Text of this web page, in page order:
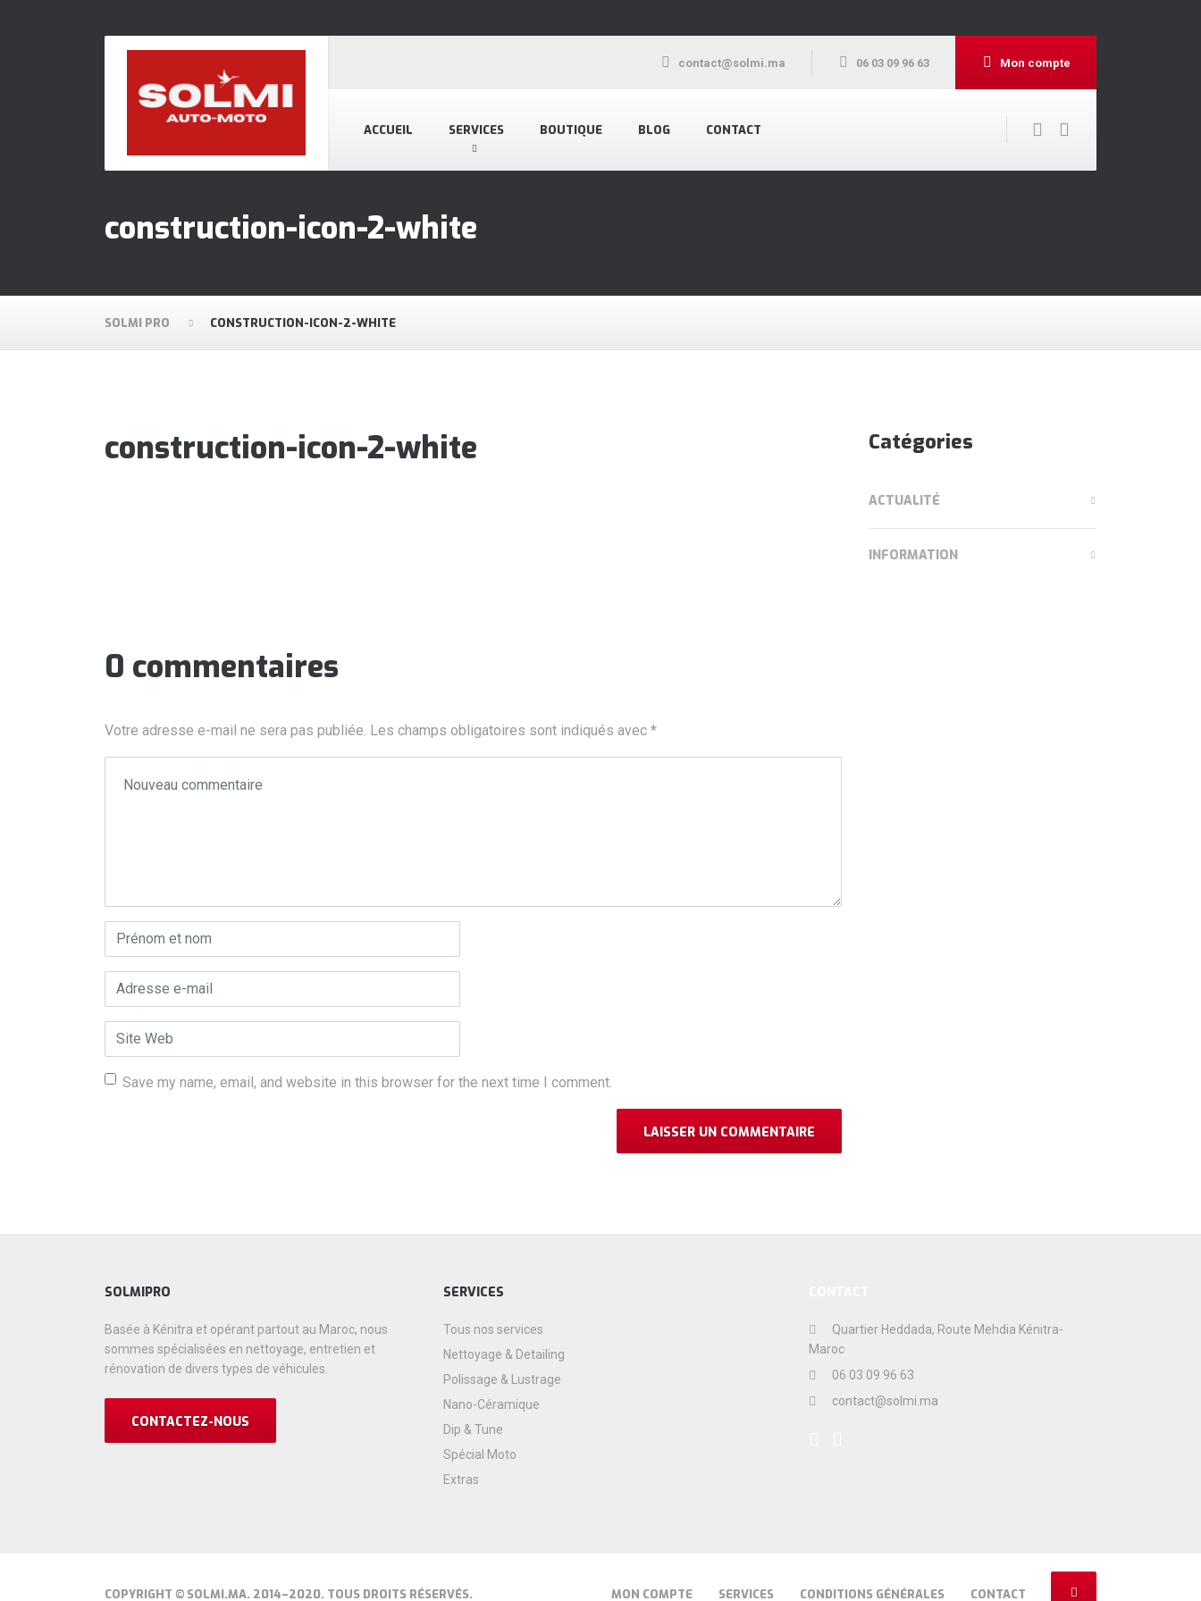
ACCUEIL SERVICES BOUTIQUE BLOG CONTACT
contact@solmi.ma 06 03 09 96 63 Mon compte
construction-icon-2-white
SOLMI PRO CONSTRUCTION-ICON-2-WHITE
construction-icon-2-white
0 commentaires
Votre adresse e-mail ne sera pas publiée. Les champs obligatoires sont indiqués avec *
Prénom et nom*
Adresse e-mail*
Site Web
Save my name, email, and website in this browser for the next time I comment.
Catégories
ACTUALITÉ
INFORMATION
Quartier Heddada, Route Mehdia Kénitra-
Maroc
06 03 09 96 63
contact@solmi.ma
SOLMIPRO
Basée à Kénitra et opérant partout au Maroc, nous
sommes spécialisées en nettoyage, entretien et
rénovation de divers types de véhicules.
CONTACTEZ-NOUS
SERVICES
Tous nos services
Nettoyage & Detailing
Polissage & Lustrage
Nano-Céramique
Dip & Tune
Spécial Moto
Extras
COPYRIGHT © SOLMI.MA. 2014–2020. TOUS DROITS RÉSERVÉS. MON COMPTE SERVICES CONDITIONS GÉNÉRALES CONTACT